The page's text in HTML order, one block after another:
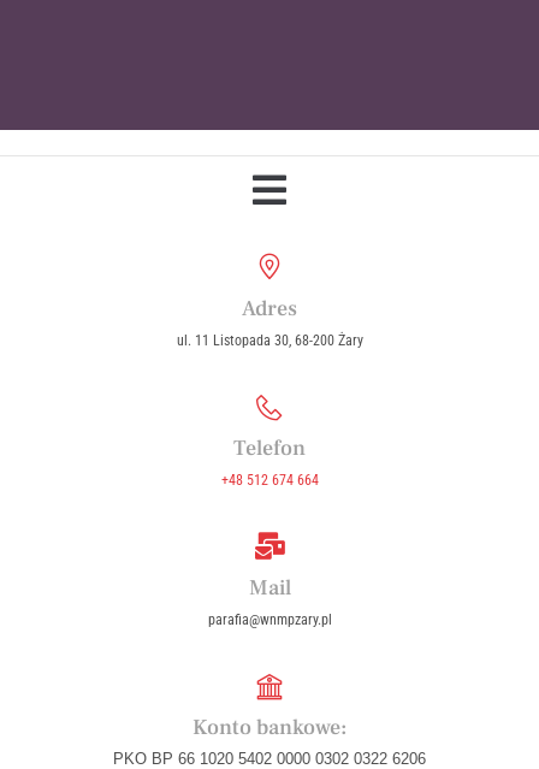
Adres
ul. 11 Listopada 30, 68-200 Żary
Telefon
+48 512 674 664
Mail
parafia@wnmpzary.pl
Konto bankowe:
PKO BP 66 1020 5402 0000 0302 0322 6206